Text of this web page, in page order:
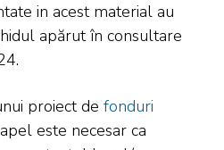
in acest material au
apărut în consultare
proiect de fonduri
este necesar ca